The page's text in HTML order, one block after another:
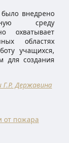
было внедрено
среду
охватывает
областях
учащихся,
для создания
Г.Р. Державина
от пожара